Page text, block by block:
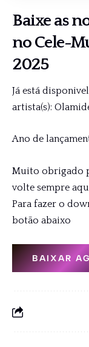
Baixe as
noCele-
2025
Já está
artista(s):
Ano de
Muito obrigado
volte sempre
Para fazer o
botão abaixo
BAIXAR